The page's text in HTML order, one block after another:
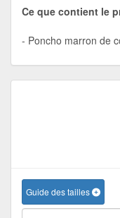
Ce que contient le
Poncho marron de
Guide des tailles